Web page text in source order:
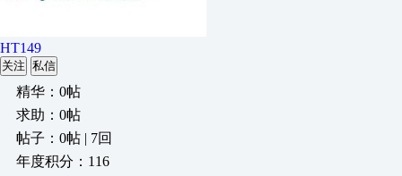
HT149
关注 私信
精华：0帖
求助：0帖
帖子：0帖 | 7回
年度积分：116